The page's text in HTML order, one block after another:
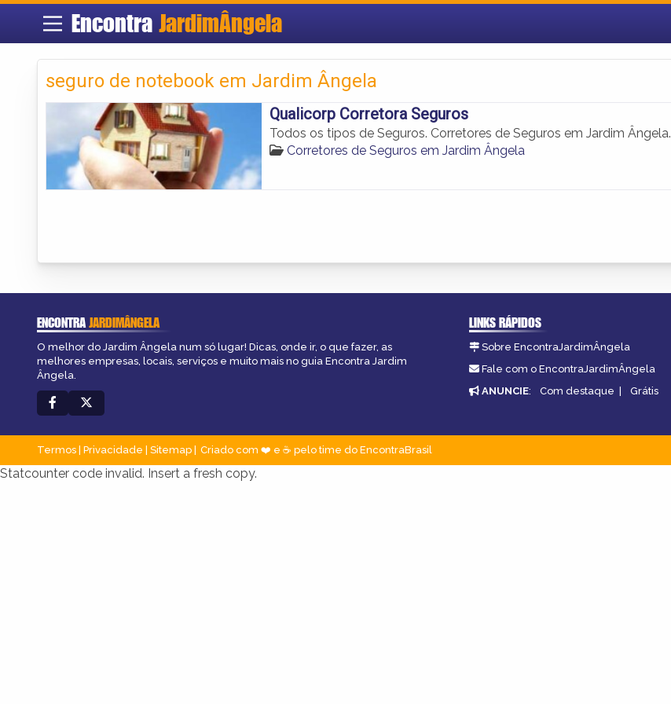
Encontra JardimÂngela
seguro de notebook em Jardim Ângela
Qualicorp Corretora Seguros
Todos os tipos de Seguros. Corretores de Seguros em Jardim Ângela.
Corretores de Seguros em Jardim Ângela
ENCONTRAJARDIMÂNGELA
O melhor do Jardim Ângela num só lugar! Dicas, onde ir, o que fazer, as
melhores empresas, locais, serviços e muito mais no guia Encontra Jardim
Ângela.
LINKS RÁPIDOS
Sobre EncontraJardimÂngela
Fale com o EncontraJardimÂngela
ANUNCIE: Com destaque | Grátis
Termos | Privacidade | Sitemap Criado com ❤️ e ☕ pelo time do EncontraBrasil
Statcounter code invalid. Insert a fresh copy.